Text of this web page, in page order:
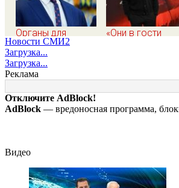
Органы для
пересадки «черные
трансплантологи»
извлекали у еще
живых пациентов
«Они в гости
подтвердила
Бондарчука и
Исаковой
Новости СМИ2
Загрузка...
Загрузка...
Реклама
Отключите AdBlock!
AdBlock — вредоносная программа,
Видео